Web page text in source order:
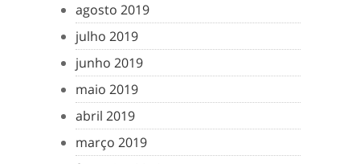
agosto 2019
julho 2019
junho 2019
maio 2019
abril 2019
março 2019